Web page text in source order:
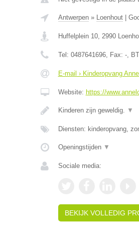
Antwerpen» Loenhout|
Huffelplein 10, 2990
Tel: 0487641696, Fax: -,
E-mail › Kinderopvang
Website: https://
Kinderen zijn geweldig. ▼
Diensten: kinderopvang,
Openingstijden ▼
Sociale media:
BEKIJK VOLLEDIG